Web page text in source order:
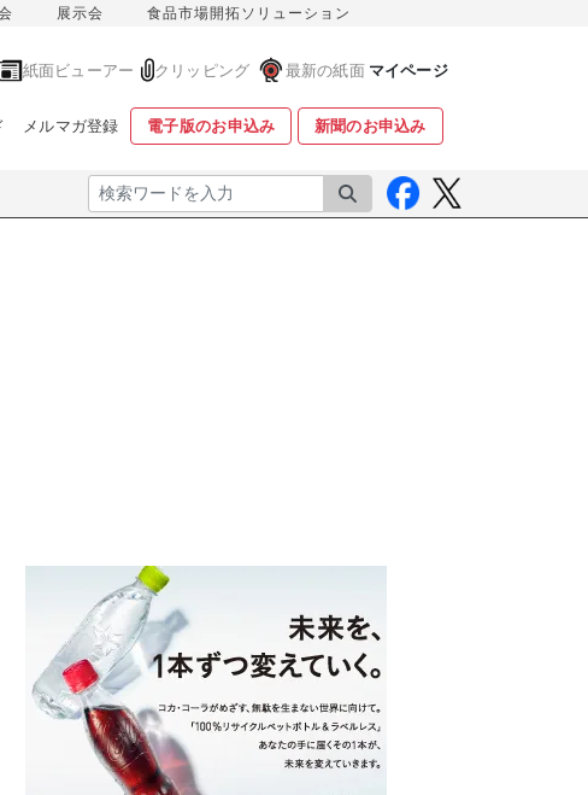
展示会 食品市場開拓ソリューション
紙面ビューアー クリッピング 最新の紙面 マイページ
メルマガ登録 電子版のお申込み 新聞のお申込み
検索